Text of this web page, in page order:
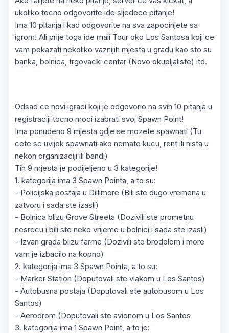
ukoliko tocno odgovorite ide sljedece pitanje!
Ima 10 pitanja i kad odgovorite na sva zapocinjete sa
igrom! Ali prije toga ide mali Tour oko Los Santosa koji ce
vam pokazati nekoliko vaznijih mjesta u gradu kao sto su
banka, bolnica, trgovacki centar (Novo okupljaliste) itd.
Odsad ce novi igraci koji je odgovorio na svih 10 pitanja u
registraciji tocno moci izabrati svoj Spawn Point!
Ima ponudeno 9 mjesta gdje se mozete spawnati (Tu
cete se uvijek spawnati ako nemate kucu, rent ili nista u
nekon organizaciji ili bandi)
Tih 9 mjesta je podijeljeno u 3 kategorije!
1. kategorija ima 3 Spawn Pointa, a to su:
- Policijska postaja u Dillimore (Bili ste dugo vremena u
zatvoru i sada ste izasli)
- Bolnica blizu Grove Streeta (Dozivili ste prometnu
nesrecu i bili ste neko vrijeme u bolnici i sada ste izasli)
- Izvan grada blizu farme (Dozivili ste brodolom i more
vam je izbacilo na kopno)
2. kategorija ima 3 Spawn Pointa, a to su:
- Marker Station (Doputovali ste vlakom u Los Santos)
- Autobusna postaja (Doputovali ste autobusom u Los
Santos)
- Aerodrom (Doputovali ste avionom u Los Santos
3. kategorija ima 1 Spawn Point, a to je: